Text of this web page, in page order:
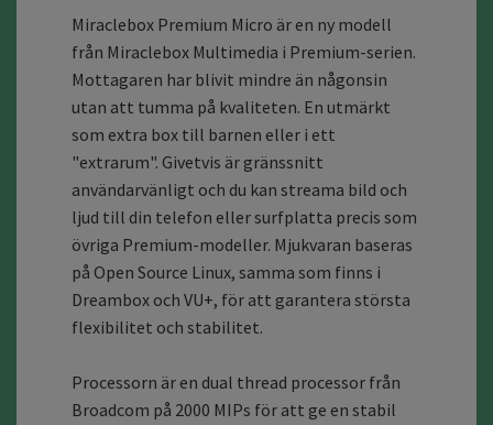
Miraclebox Premium Micro är en ny modell
från Miraclebox Multimedia i Premium-serien.
Mottagaren har blivit mindre än någonsin
utan att tumma på kvaliteten. En utmärkt
som extra box till barnen eller i ett
"extrarum". Givetvis är gränssnitt
användarvänligt och du kan streama bild och
ljud till din telefon eller surfplatta precis som
övriga Premium-modeller. Mjukvaran baseras
på Open Source Linux, samma som finns i
Dreambox och VU+, för att garantera största
flexibilitet och stabilitet.
Processorn är en dual thread processor från
Broadcom på 2000 MIPs för att ge en stabil